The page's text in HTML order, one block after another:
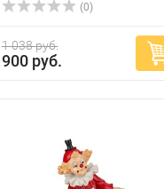
(0)
1 038 руб.
900 руб.